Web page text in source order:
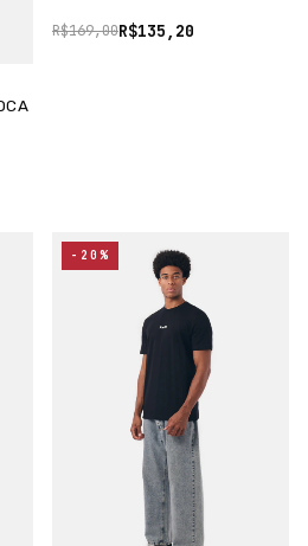
R$135,20
R$169,00
-20%